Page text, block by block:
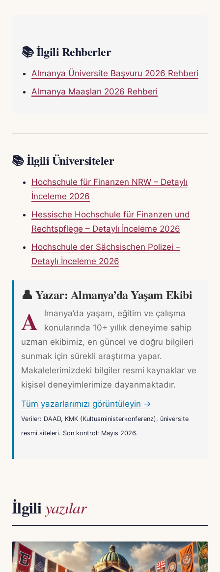
📚 İlgili Rehberler
Almanya Üniversite Başvuru 2026 Rehberi
Almanya Maaşları 2026 Rehberi
📚 İlgili Üniversiteler
Hochschule für Finanzen NRW – Detaylı
İnceleme 2026
Hessische Hochschule für Finanzen und
Rechtspflege – Detaylı İnceleme 2026
Hochschule der Sächsischen Polizei –
Detaylı İnceleme 2026
👤 Yazar: Almanya’da Yaşam Ekibi
A
lmanya’da yaşam, eğitim ve çalışma
konularında 10+ yıllık deneyime sahip
uzman ekibimiz, en güncel ve doğru bilgileri
sunmak için sürekli araştırma yapar.
Makalelerimizdeki bilgiler resmi kaynaklar ve
kişisel deneyimlerimize dayanmaktadır.
Tüm yazarlarımızı görüntüleyin →
Veriler: DAAD, KMK (Kultusministerkonferenz), üniversite
resmi siteleri. Son kontrol: Mayıs 2026.
İlgiliyazılar